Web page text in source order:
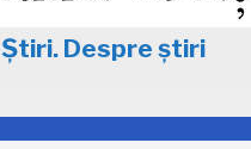
Știri. Despre știri